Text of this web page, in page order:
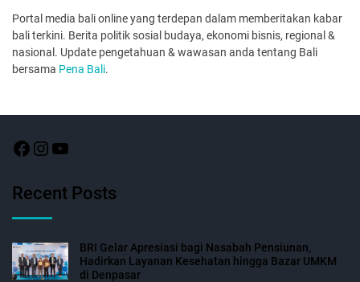
Portal media bali online yang terdepan dalam memberitakan kabar
bali terkini. Berita politik sosial budaya, ekonomi bisnis, regional &
nasional. Update pengetahuan & wawasan anda tentang Bali
bersama Pena Bali.
Recent Posts
BRI Gelar Apresiasi bagi Nasabah Pensiunan,
Hadirkan Layanan Kesehatan hingga Bazar UMKM
di Denpasar